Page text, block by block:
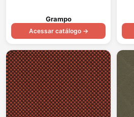
Grampo
Acessar catálogo →